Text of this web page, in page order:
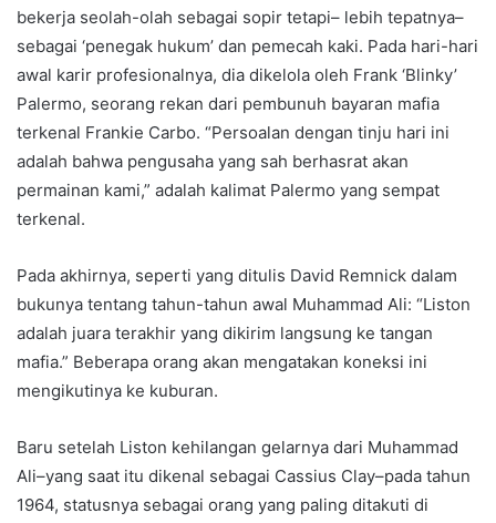
bekerja seolah-olah sebagai sopir tetapi– lebih tepatnya–
sebagai ‘penegak hukum’ dan pemecah kaki. Pada hari-hari
awal karir profesionalnya, dia dikelola oleh Frank ‘Blinky’
Palermo, seorang rekan dari pembunuh bayaran mafia
terkenal Frankie Carbo. “Persoalan dengan tinju hari ini
adalah bahwa pengusaha yang sah berhasrat akan
permainan kami,” adalah kalimat Palermo yang sempat
terkenal.
Pada akhirnya, seperti yang ditulis David Remnick dalam
bukunya tentang tahun-tahun awal Muhammad Ali: “Liston
adalah juara terakhir yang dikirim langsung ke tangan
mafia.” Beberapa orang akan mengatakan koneksi ini
mengikutinya ke kuburan.
Baru setelah Liston kehilangan gelarnya dari Muhammad
Ali–yang saat itu dikenal sebagai Cassius Clay–pada tahun
1964, statusnya sebagai orang yang paling ditakuti di